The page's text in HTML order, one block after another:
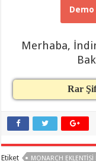
Demo
Merhaba,
Rar
Etiket
MONARCH EKLENTISI